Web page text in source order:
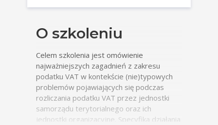
O szkoleniu
Celem szkolenia jest omówienie
najważniejszych zagadnień z zakresu
podatku VAT w kontekście (nie)typowych
problemów pojawiających się podczas
rozliczania podatku VAT przez jednostki
samorządu terytorialnego oraz ich
jednostki organizacyjne. Specyfika działania